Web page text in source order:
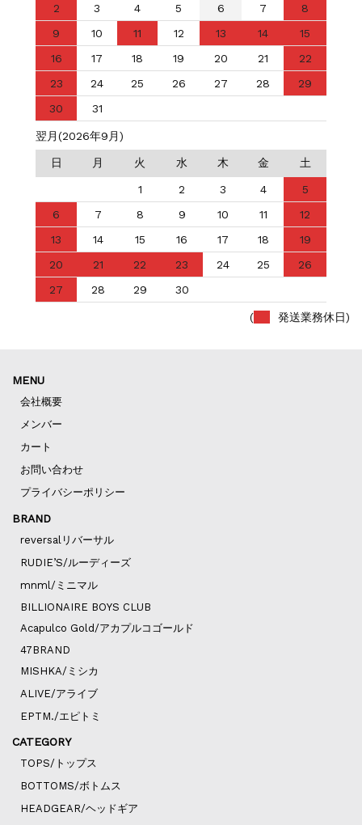
2
3 4 5 6 7
8
9
10 11 12 13 14
15
16
17 18 19 20 21
22
23
24 25 26 27 28
29
30
31
翌月(2026年9月)
日 月 火 水 木 金 土
1 2 3 4
5
6
7 8 9 10 11
12
13
14 15 16 17 18
19
20
21 22 23 24 25
26
27
28 29 30
( 発送業務休日)
MENU
会社概要
メンバー
カート
お問い合わせ
プライバシーポリシー
BRAND
reversalリバーサル
RUDIE’S/ルーディーズ
mnml/ミニマル
BILLIONAIRE BOYS CLUB
Acapulco Gold/アカプルコゴールド
47BRAND
MISHKA/ミシカ
ALIVE/アライブ
EPTM./エピトミ
CATEGORY
TOPS/トップス
BOTTOMS/ボトムス
HEADGEAR/ヘッドギア